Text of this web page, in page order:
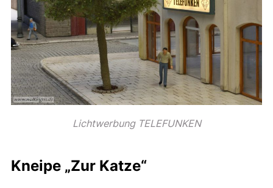
Lichtwerbung TELEFUNKEN
Kneipe „Zur Katze“